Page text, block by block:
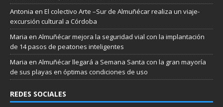
Antonia en El colectivo Arte –Sur de Almuñécar realiza un viaje-
excursión cultural a Córdoba
Maria en Almuñécar mejora la seguridad vial con la implantación
de 14 pasos de peatones inteligentes
Maria en Almuñécar llegará a Semana Santa con la gran mayoría
de sus playas en óptimas condiciones de uso
REDES SOCIALES